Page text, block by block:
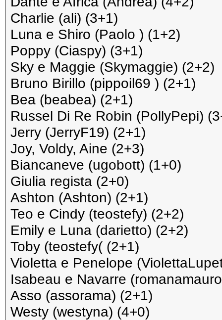
Charlie (ali) (3+1)
Luna e Shiro (Paolo ) (1+2)
Poppy (Ciaspy) (3+1)
Sky e Maggie (Skymaggie) (2+2)
Bruno Birillo (pippoil69 ) (2+1)
Bea (beabea) (2+1)
Russel Di Re Robin (PollyPepi)
Jerry (JerryF19) (2+1)
Joy, Voldy, Aine (2+3)
Biancaneve (ugobott) (1+0)
Giulia regista (2+0)
Ashton (Ashton) (2+1)
Teo e Cindy (teostefy) (2+2)
Emily e Luna (darietto) (2+2)
Toby (teostefy( (2+1)
Violetta e Penelope
Isabeau e Navarre
Asso (assorama) (2+1)
Westy (westyna) (4+0)